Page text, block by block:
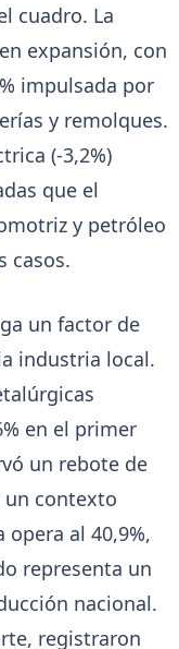
la
4,6%
baja de
bajó a 40,8%,
2026-07-23
–
alcanzó
el
cuadro. La
expansión, con
impulsada por
y remolques.
(-3,2%)
que el
y petróleo
casos.
un factor de
industria local.
en el primer
un rebote de
un contexto
al 40,9%,
representa un
nacional.
registraron